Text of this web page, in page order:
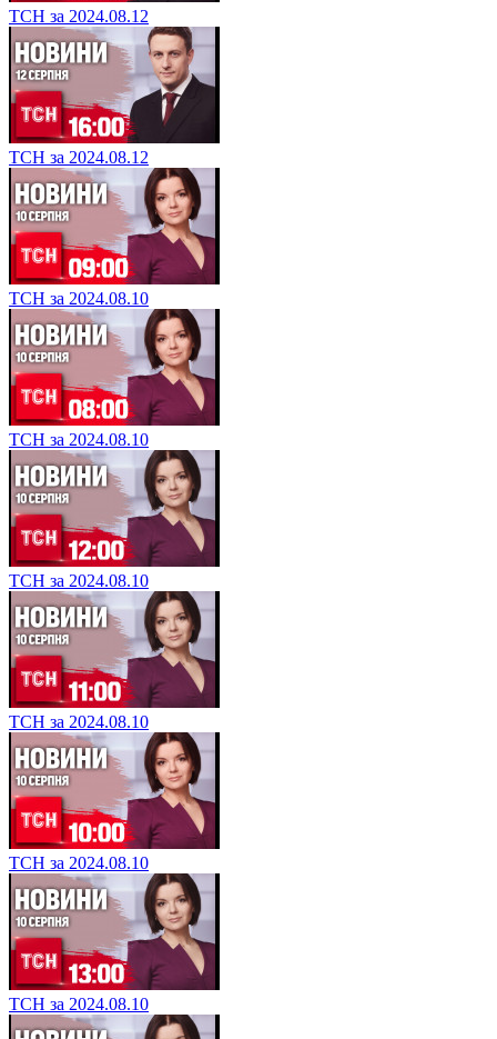
ТСН за 2024.08.12
ТСН за 2024.08.12
ТСН за 2024.08.10
ТСН за 2024.08.10
ТСН за 2024.08.10
ТСН за 2024.08.10
ТСН за 2024.08.10
ТСН за 2024.08.10